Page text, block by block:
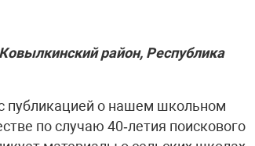
район, Республика
публикацией о нашем школьном
по случаю 40‑летия поискового